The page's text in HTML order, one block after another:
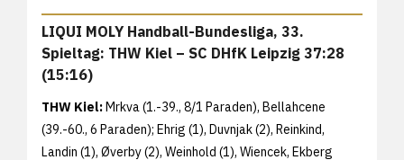
LIQUI MOLY Handball-Bundesliga, 33.
Spieltag: THW Kiel – SC DHfK Leipzig 37:28
(15:16)
THW Kiel: Mrkva (1.-39., 8/1 Paraden), Bellahcene
(39.-60., 6 Paraden); Ehrig (1), Duvnjak (2), Reinkind,
Landin (1), Øverby (2), Weinhold (1), Wiencek, Ekberg